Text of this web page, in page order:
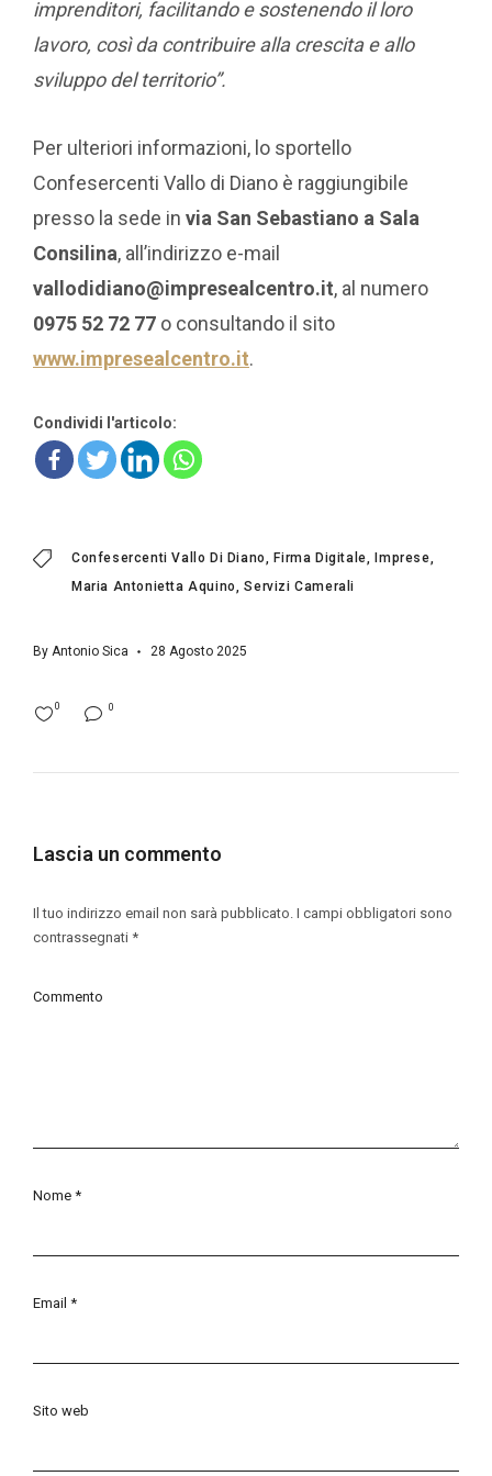
imprenditori, facilitando e sostenendo il loro
lavoro, così da contribuire alla crescita e allo
sviluppo del territorio”.
Per ulteriori informazioni, lo sportello
Confesercenti Vallo di Diano è raggiungibile
presso la sede in via San Sebastiano a Sala
Consilina, all’indirizzo e-mail
vallodidiano@impresealcentro.it, al numero
0975 52 72 77 o consultando il sito
www.impresealcentro.it.
Condividi l'articolo:
Confesercenti Vallo Di Diano Firma Digitale
Imprese
Maria Antonietta Aquino
Servizi Camerali
By Antonio Sica 28 Agosto 2025
0
0
Lascia un commento
Il tuo indirizzo email non sarà pubblicato. I campi obbligatori sono
contrassegnati *
Commento
Nome *
Email *
Sito web